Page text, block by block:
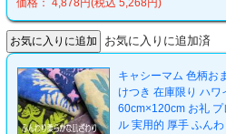
価格： 4,878円(税込 5,268円)
お気に入りに追加済
キャシーマム 色柄お
けつき 在庫限り ハ
60cm×120cm お礼 プ
ル 実用的 厚手 ふん